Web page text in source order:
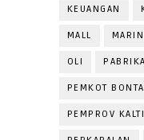
KEUANGAN
MALL
OLI
PEMKOT
PEMPROV